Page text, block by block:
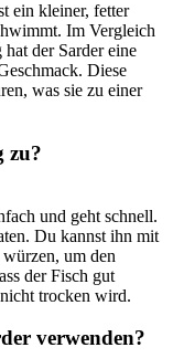
ein kleiner, fetter
Im Vergleich
der Sarder eine
Diese⁣
was⁤ sie zu ‌einer​
‍zu?
und⁤ geht schnell.
Du kannst ihn mit
um ‍den
der Fisch ⁢gut
trocken wird.
‌verwenden?